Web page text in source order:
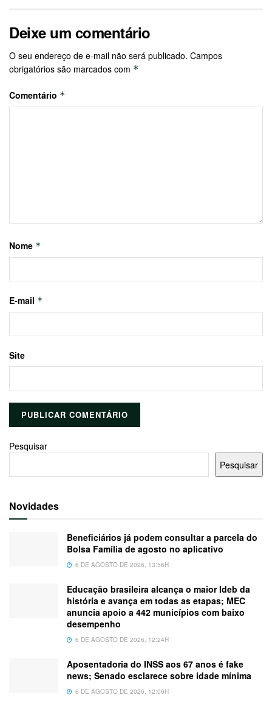
Deixe um comentário
O seu endereço de e-mail não será publicado. Campos
obrigatórios são marcados com *
Comentário *
Nome *
E-mail *
Site
Pesquisar
Pesquisar
Novidades
Beneficiários já podem consultar a parcela do
Bolsa Família de agosto no aplicativo
6 DE AGOSTO DE 2026, 13:56H
Educação brasileira alcança o maior Ideb da
história e avança em todas as etapas; MEC
anuncia apoio a 442 municípios com baixo
desempenho
6 DE AGOSTO DE 2026, 12:24H
Aposentadoria do INSS aos 67 anos é fake
news; Senado esclarece sobre idade mínima
6 DE AGOSTO DE 2026, 12:06H